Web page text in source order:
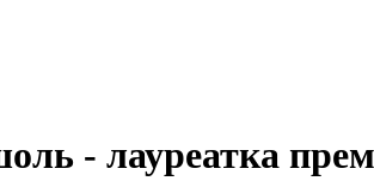
- лауреатка